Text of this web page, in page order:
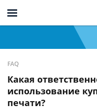
FAQ
Какая
использование
печати?